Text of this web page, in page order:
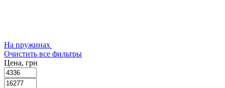
На пружинах
Очистить все фильтры
Цена, грн